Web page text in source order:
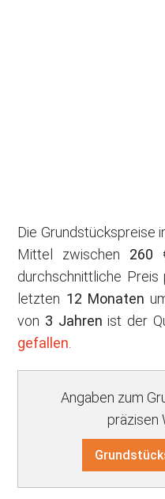
Die Grundstückspreise
Mittel zwischen 260
durchschnittliche
letzten 12 Monaten
von 3 Jahren ist der
gefallen
Angaben zum
präzisen